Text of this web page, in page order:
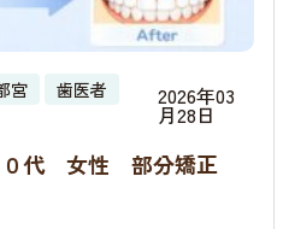
宮
歯医者
2026年03
月28日
代 女性 部分矯正